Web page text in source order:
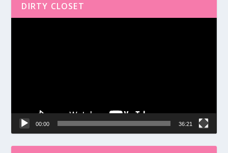
DIRTY CLOSET
00:00 36:21